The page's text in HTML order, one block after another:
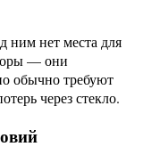
ним нет места для
— они
обычно требуют
через стекло.